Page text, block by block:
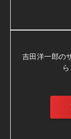
吉田洋一郎の